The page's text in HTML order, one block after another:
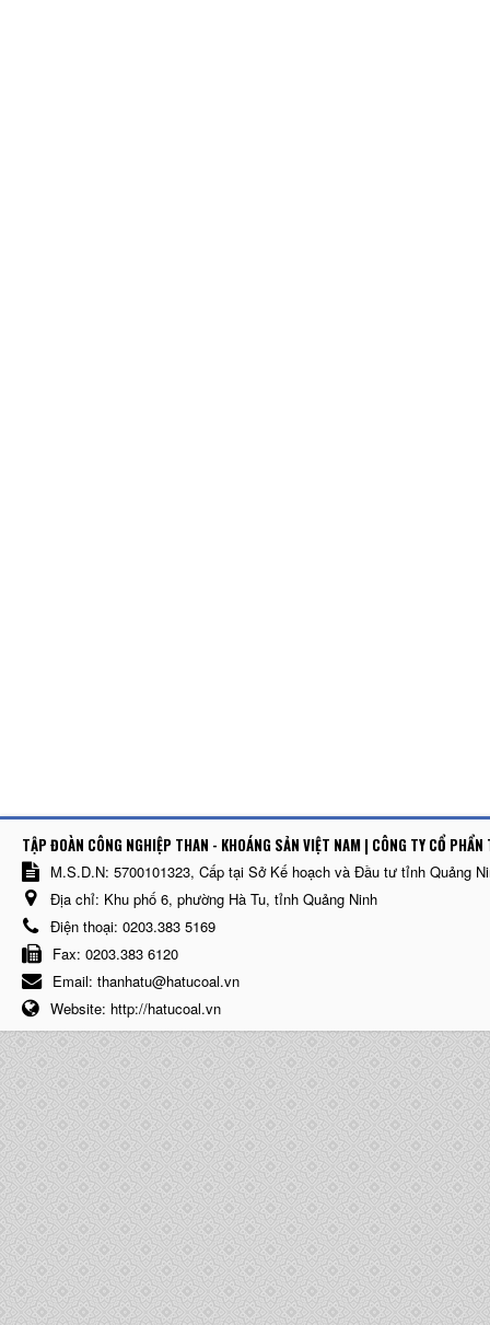
TẬP ĐOÀN CÔNG NGHIỆP THAN - KHOÁNG SẢN VIỆT NAM | CÔNG TY CỔ
M.S.D.N: 5700101323, Cấp tại Sở Kế hoạch và Đầu tư tỉnh Quảng
Địa chỉ: Khu phố 6, phường Hà Tu, tỉnh Quảng Ninh
Điện thoại: 0203.383 5169
Fax: 0203.383 6120
Email: thanhatu@hatucoal.vn
Website: http://hatucoal.vn